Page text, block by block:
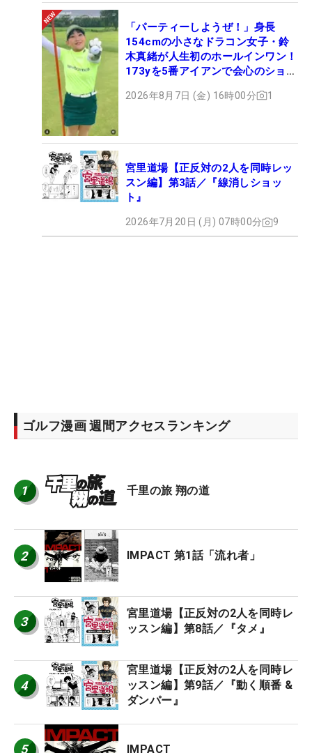
「パーティーしようぜ！」身長
154cmの小さなドラコン女子・鈴
木真緒が人生初のホールインワン！
173yを5番アイアンで会心のショッ
2026年8月7日 (金) 16時00分 1
宮里道場【正反対の2人を同時レッ
スン編】第3話／『線消しショッ
ト』
2026年7月20日 (月) 07時00分 9
ゴルフ漫画 週間アクセスランキング
1 千里の旅 翔の道
2 IMPACT 第1話「流れ者」
3
宮里道場【正反対の2人を同時レ
ッスン編】第8話／『タメ』
4
宮里道場【正反対の2人を同時レ
ッスン編】第9話／『動く順番 &
ダンパー』
5 IMPACT